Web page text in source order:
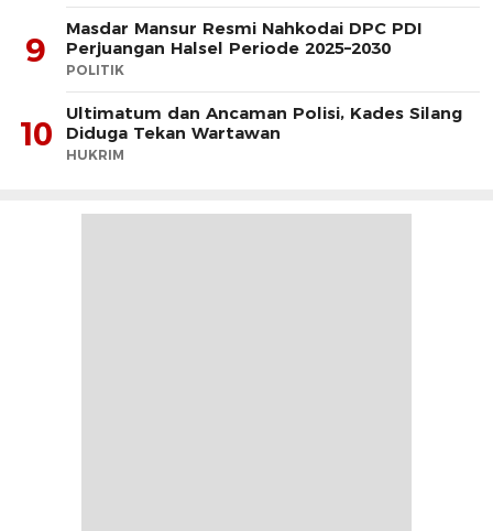
9
Masdar Mansur Resmi Nahkodai DPC PDI
Perjuangan Halsel Periode 2025–2030
POLITIK
10
Ultimatum dan Ancaman Polisi, Kades Silang
Diduga Tekan Wartawan
HUKRIM